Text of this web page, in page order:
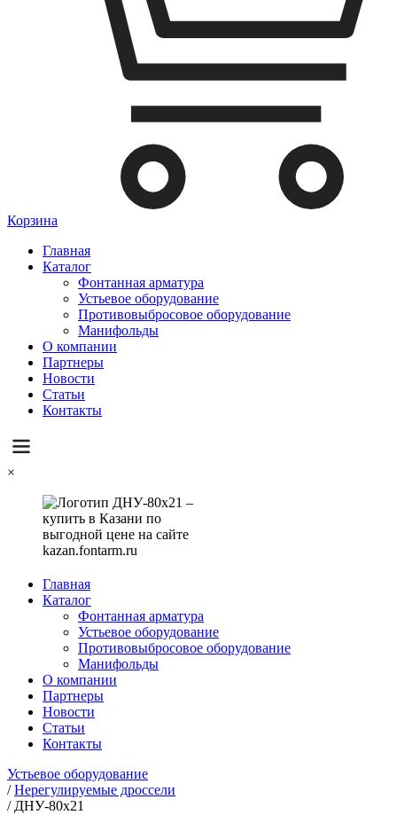
Корзина
Главная
Каталог
Фонтанная арматура
Устьевое оборудование
Противовыбросовое оборудование
Манифольды
О компании
Партнеры
Новости
Статьи
Контакты
×
Главная
Каталог
Фонтанная арматура
Устьевое оборудование
Противовыбросовое оборудование
Манифольды
О компании
Партнеры
Новости
Статьи
Контакты
Устьевое оборудование
/Нерегулируемые дроссели
/ ДНУ-80х21